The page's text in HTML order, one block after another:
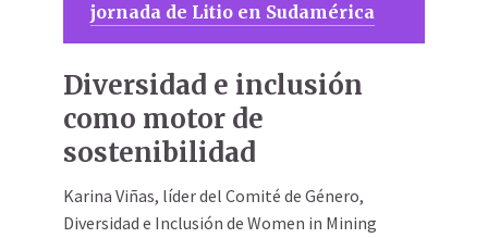
jornada de Litio en Sudamérica
Diversidad e inclusión
como motor de
sostenibilidad
Karina Viñas, líder del Comité de Género,
Diversidad e Inclusión de Women in Mining